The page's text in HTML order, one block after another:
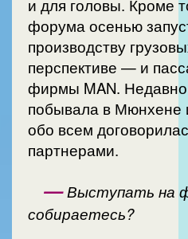
и для головы. Кроме
форума осенью
производству
перспективе — и
фирмы MAN.
побывала в Мюнхене
обо всем
партнерами.
—Выступать на
собираетесь?